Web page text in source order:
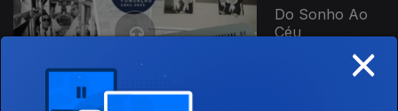
Do Sonho Ao
Céu
×